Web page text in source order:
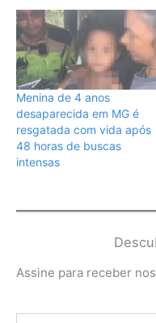
Menina de 4 anos
desaparecida em MG é
resgatada com vida após
48 horas de buscas
intensas
Assine para receber